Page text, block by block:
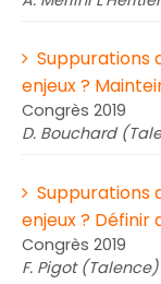
Suppurations
enjeux ?
Congrès 2019
D. Bouchard
Suppurations
enjeux ?
Congrès 2019
F. Pigot (Talence)